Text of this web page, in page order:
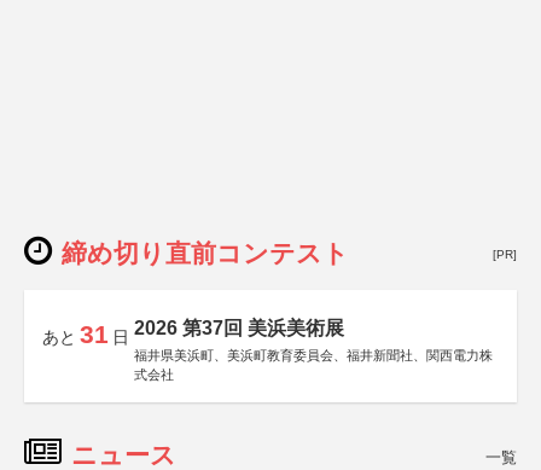
締め切り直前コンテスト [PR]
あと 31 日 2026 第37回 美浜美術展
福井県美浜町、美浜町教育委員会、福井新聞社、関西電力株
式会社
ニュース 一覧